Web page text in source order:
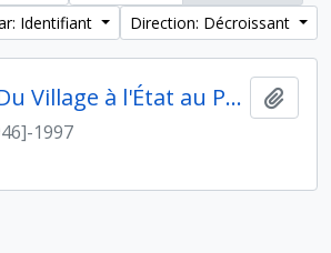
Identifiant
Direction: Décroissant
Jean Perrot. Du Village à l'État au Proche- et Moyen-Orient
1997